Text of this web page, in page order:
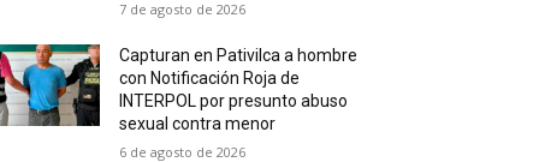
7 de agosto de 2026
Capturan en Pativilca a hombre
con Notificación Roja de
INTERPOL por presunto abuso
sexual contra menor
6 de agosto de 2026